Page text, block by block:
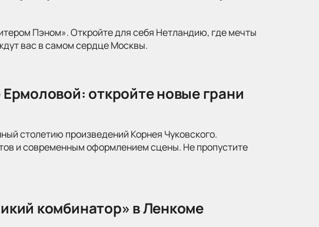
Пэном». Откройте для себя Нетландию, где мечты
вас в самом сердце Москвы.
откройте новые грани
столетию произведений Корнея Чуковского.
и современным оформлением сцены. Не пропустите
комбинатор» в Ленкоме